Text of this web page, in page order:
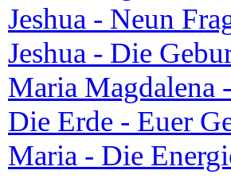
Jeshua - Neun
Jeshua - Die
Maria Magdalena
Die Erde - Euer
Maria - Die